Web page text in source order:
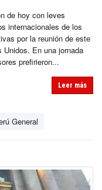
de hoy con leves
internacionales de los
por la reunión de este
En una jornada
prefirieron...
General
Leer más